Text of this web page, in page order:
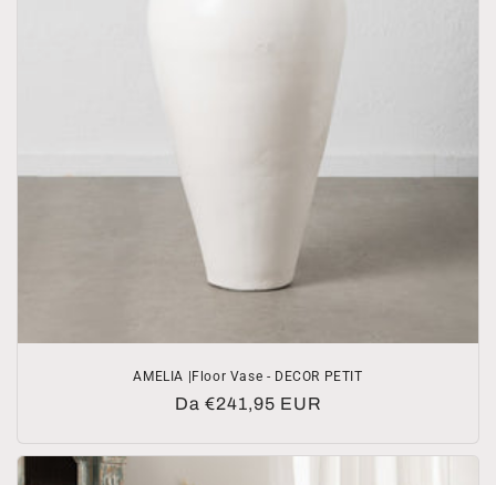
AMELIA |Floor Vase - DECOR PETIT
Prezzo
listino
Da €241,95 EUR